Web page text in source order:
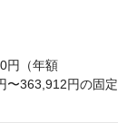
円（年額
〜363,912円の固定